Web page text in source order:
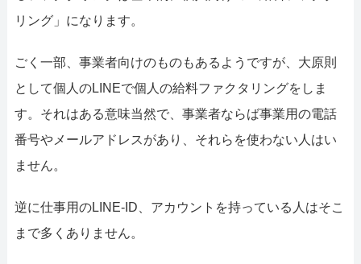
リング」になります。
ごく一部、事業者向けのものもあるようですが、大原則
として個人のLINEで個人の給料ファクタリングをしま
す。それはある意味当然で、事業者ならば事業用の電話
番号やメールアドレスがあり、それらを使わない人はい
ません。
逆に仕事用のLINE-ID、アカウントを持っている人はそこ
まで多くありません。